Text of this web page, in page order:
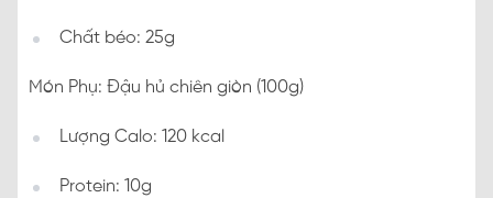
Chất béo: 25g
Món Phụ: Đậu hủ chiên giòn (100g)
Lượng Calo: 120 kcal
Protein: 10g